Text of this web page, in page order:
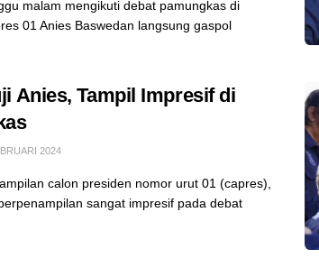
malam mengikuti debat pamungkas di
01 Anies Baswedan langsung gaspol
Anies, Tampil Impresif di
2024
calon presiden nomor urut 01 (capres),
sangat impresif pada debat